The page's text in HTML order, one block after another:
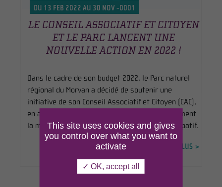
DU 13 FEB 2022 AU 30 NOV -0001
LE CONSEIL ASSOCIATIF ET CITOYEN
ET LE PARC LANCENT UNE
NOUVELLE ACTION EN 2022 !
Dans le cadre de son budget 2022, le Parc naturel
régional du Morvan a décidé de soutenir une
initiative de son Conseil Associatif et Citoyen (CAC),
en accompagnant techniquement et financièrement
la mise en place d’un premier un budget participatif.
EN SAVOIR PLUS >
This site uses cookies and gives
you control over what you want to
activate
✓ OK, accept all